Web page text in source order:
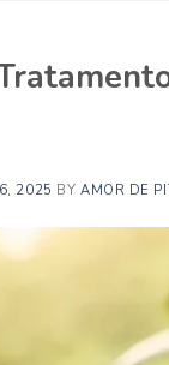
2025 BY AMOR DE